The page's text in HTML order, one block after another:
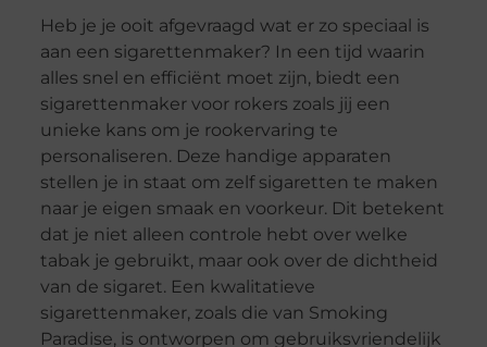
Heb je je ooit afgevraagd wat er zo speciaal is
aan een sigarettenmaker? In een tijd waarin
alles snel en efficiënt moet zijn, biedt een
sigarettenmaker voor rokers zoals jij een
unieke kans om je rookervaring te
personaliseren. Deze handige apparaten
stellen je in staat om zelf sigaretten te maken
naar je eigen smaak en voorkeur. Dit betekent
dat je niet alleen controle hebt over welke
tabak je gebruikt, maar ook over de dichtheid
van de sigaret. Een kwalitatieve
sigarettenmaker, zoals die van Smoking
Paradise, is ontworpen om gebruiksvriendelijk